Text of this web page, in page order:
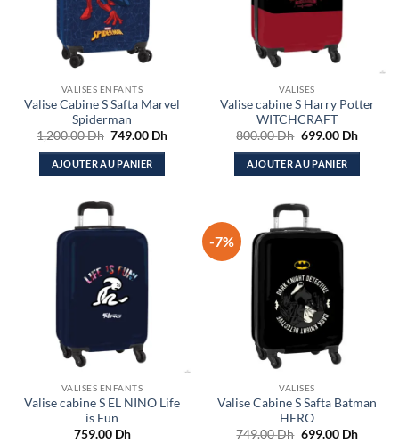
VALISES ENFANTS
Valise Cabine S Safta Marvel
Spiderman
1,200.00Dh Le
initial
était :
749.00 DhLe
AJOUTER AU PANIER
VALISES
Valise cabine S Harry Potter
WITCHCRAFT
800.00Dh Le
initial
était :
699.00 DhLe
actuel
AJOUTER AU PANIER
VALISES ENFANTS
Valise cabine S EL NIÑO Life
is Fun
759.00 Dh
-7%
VALISES
Valise Cabine S Safta Batman
HERO
749.00Dh Le
699.00 DhLe